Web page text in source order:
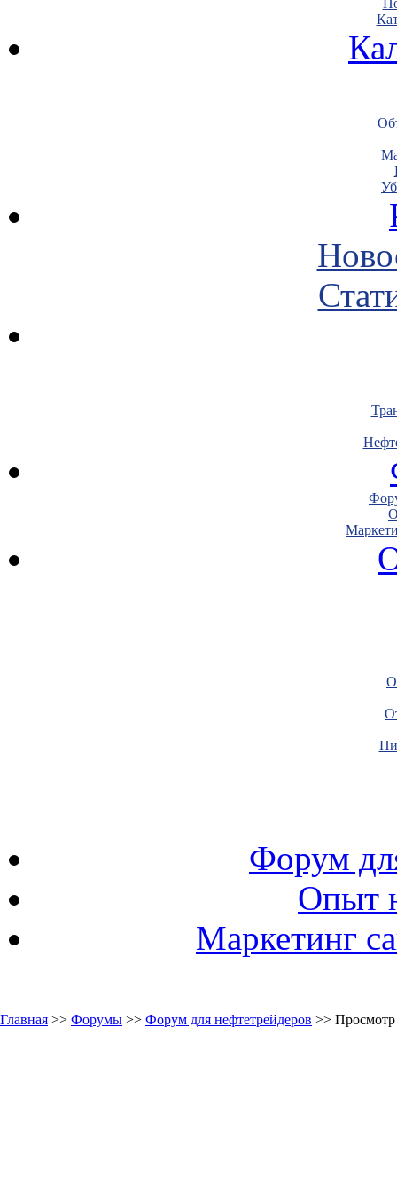
Форум
Опыт
Маркетинг
Главная >> Форумы >> Форум для нефтетрейдеров >>